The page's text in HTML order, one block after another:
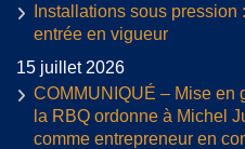
Installations sous
entrée en vigueur
15 juillet 2026
COMMUNIQUÉ – Mise en
la RBQ ordonne à Michel
comme entrepreneur en